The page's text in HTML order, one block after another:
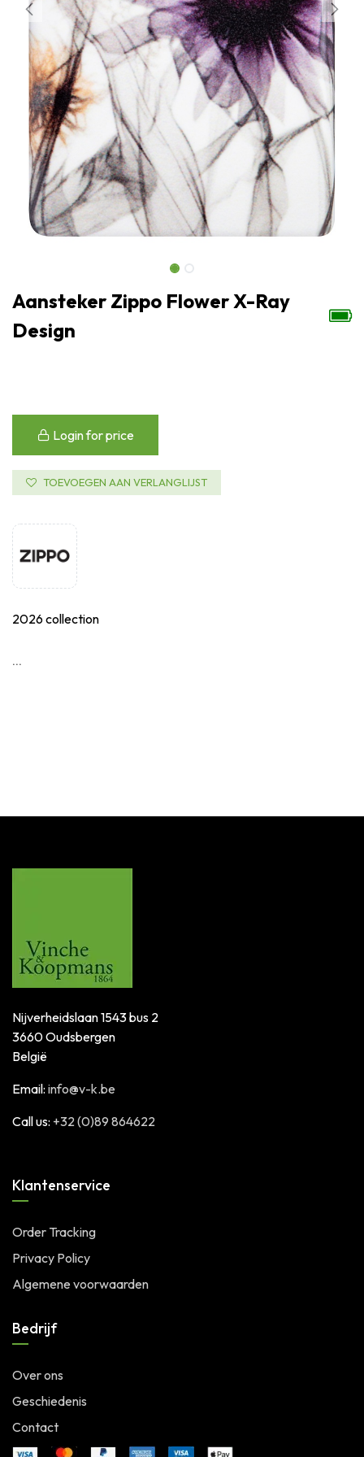
Aansteker Zippo Flower X-Ray
Design
Login for price
TOEVOEGEN AAN VERLANGLIJST
2026 collection
...
Nijverheidslaan 1543 bus 2
3660 Oudsbergen
België
Email: info@v-k.be
Call us: +32 (0)89 864622
Klantenservice
Order Tracking
Privacy Policy
Algemene voorwaarden
Bedrijf
Over ons
Geschiedenis
Contact